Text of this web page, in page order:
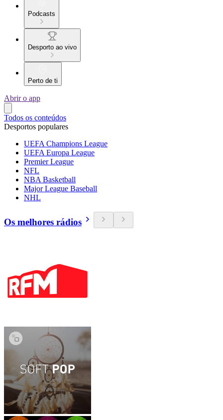
Podcasts
Desporto ao vivo
Perto de ti
Abrir o app
Todos os conteúdos
Desportos populares
UEFA Champions League
UEFA Europa League
Premier League
NFL
NBA Basketball
Major League Baseball
NHL
Os melhores rádios